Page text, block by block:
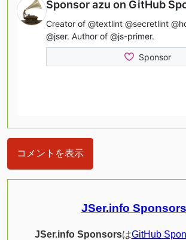
コメントを表示
JSer.info Sponsors
JSer.info SponsorsはGitHub